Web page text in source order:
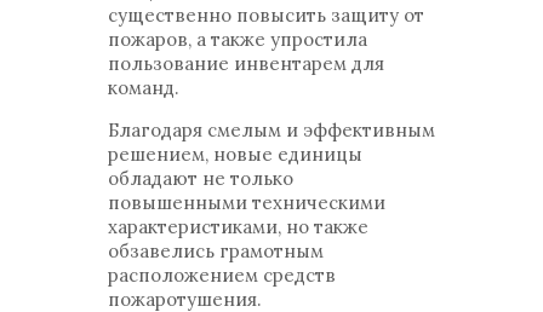
существенно повысить защиту от
пожаров, а также упростила
пользование инвентарем для
команд.
Благодаря смелым и эффективным
решением, новые единицы
обладают не только
повышенными техническими
характеристиками, но также
обзавелись грамотным
расположением средств
пожаротушения.